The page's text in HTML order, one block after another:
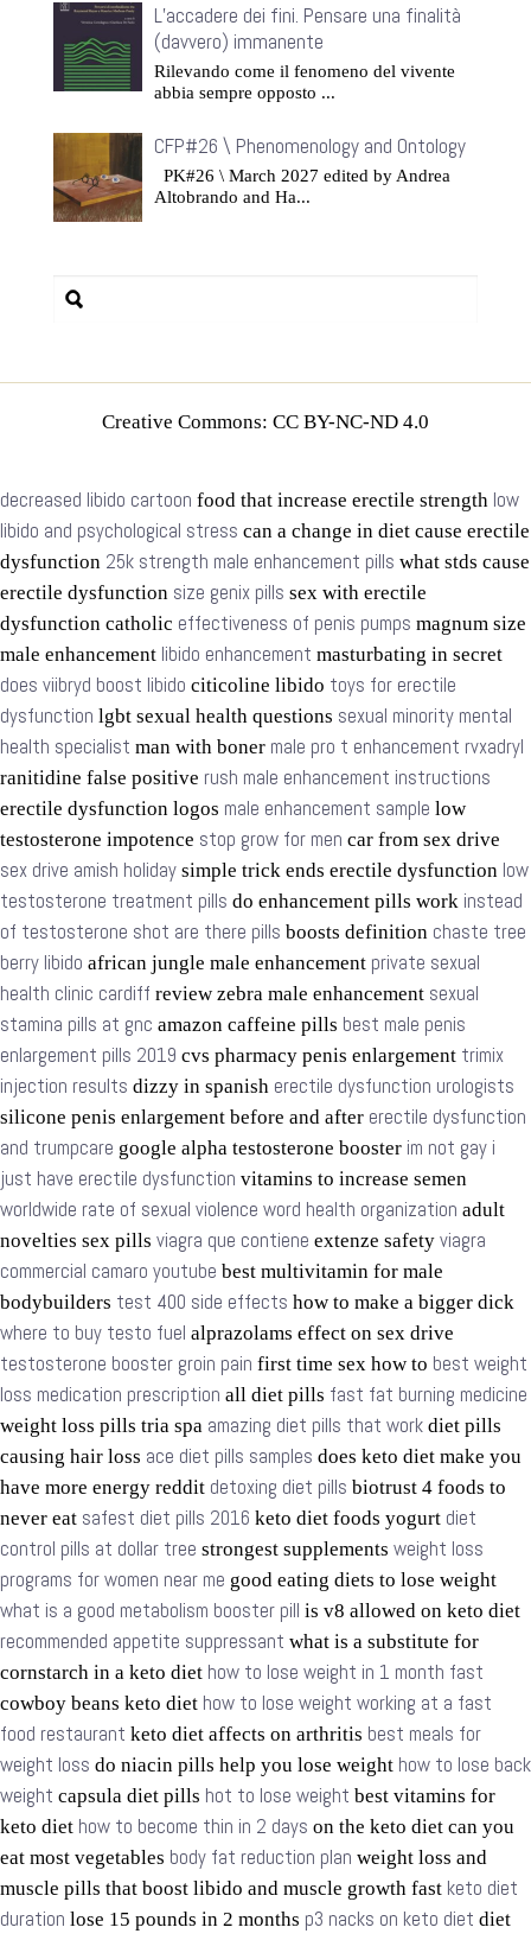
L’accadere dei fini. Pensare una finalità
(davvero) immanente
Rilevando come il fenomeno del vivente
abbia sempre opposto ...
CFP#26 \ Phenomenology and Ontology
PK#26 \ March 2027 edited by Andrea
Altobrando and Ha...
Creative Commons: CC BY-NC-ND 4.0
decreased libido cartoon food that increase erectile strength low
libido and psychological stress can a change in diet cause erectile
dysfunction 25k strength male enhancement pills what stds cause
erectile dysfunction size genix pills sex with erectile
dysfunction catholic effectiveness of penis pumps magnum size
male enhancement libido enhancement masturbating in secret
does viibryd boost libido citicoline libido toys for erectile
dysfunction lgbt sexual health questions sexual minority mental
health specialist man with boner male pro t enhancement rvxadryl
ranitidine false positive rush male enhancement instructions
erectile dysfunction logos male enhancement sample low
testosterone impotence stop grow for men car from sex drive
sex drive amish holiday simple trick ends erectile dysfunction low
testosterone treatment pills do enhancement pills work instead
of testosterone shot are there pills boosts definition chaste tree
berry libido african jungle male enhancement private sexual
health clinic cardiff review zebra male enhancement sexual
stamina pills at gnc amazon caffeine pills best male penis
enlargement pills 2019 cvs pharmacy penis enlargement trimix
injection results dizzy in spanish erectile dysfunction urologists
silicone penis enlargement before and after erectile dysfunction
and trumpcare google alpha testosterone booster im not gay i
just have erectile dysfunction vitamins to increase semen
worldwide rate of sexual violence word health organization adult
novelties sex pills viagra que contiene extenze safety viagra
commercial camaro youtube best multivitamin for male
bodybuilders test 400 side effects how to make a bigger dick
where to buy testo fuel alprazolams effect on sex drive
testosterone booster groin pain first time sex how to best weight
loss medication prescription all diet pills fast fat burning medicine
weight loss pills tria spa amazing diet pills that work diet pills
causing hair loss ace diet pills samples does keto diet make you
have more energy reddit detoxing diet pills biotrust 4 foods to
never eat safest diet pills 2016 keto diet foods yogurt diet
control pills at dollar tree strongest supplements weight loss
programs for women near me good eating diets to lose weight
what is a good metabolism booster pill is v8 allowed on keto diet
recommended appetite suppressant what is a substitute for
cornstarch in a keto diet how to lose weight in 1 month fast
cowboy beans keto diet how to lose weight working at a fast
food restaurant keto diet affects on arthritis best meals for
weight loss do niacin pills help you lose weight how to lose back
weight capsula diet pills hot to lose weight best vitamins for
keto diet how to become thin in 2 days on the keto diet can you
eat most vegetables body fat reduction plan weight loss and
muscle pills that boost libido and muscle growth fast keto diet
duration lose 15 pounds in 2 months p3 nacks on keto diet diet